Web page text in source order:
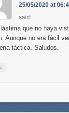
25/05/2020 at
said:
que no haya
Aunque no era fácil
táctica. Saludos.
↓